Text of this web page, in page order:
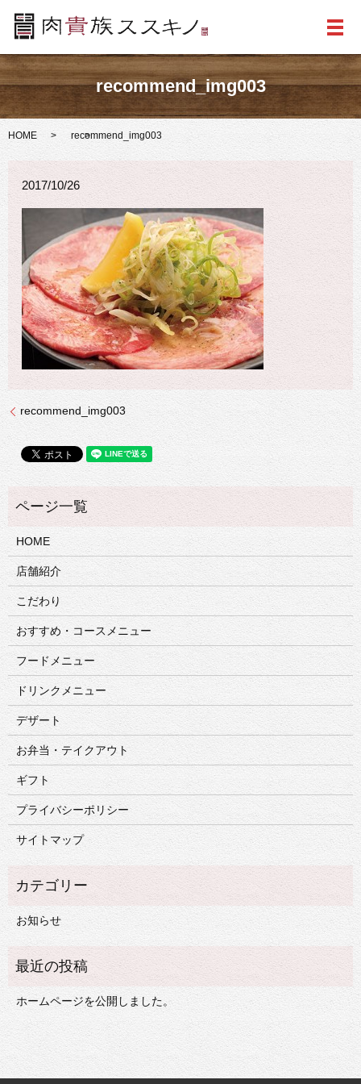
メ
recommend_img003
HOME recommend_img003
2017/10/26
recommend_img003
HOME
店舗紹介
こだわり
おすすめ・コースメニュー
フードメニュー
ドリンクメニュー
デザート
お弁当・テイクアウト
ギフト
プライバシーポリシー
サイトマップ
お知らせ
ホームページを公開しました。